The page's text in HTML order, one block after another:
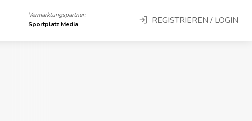
Vermarktungspartner:
Sportplatz Media
REGISTRIEREN / LOGIN